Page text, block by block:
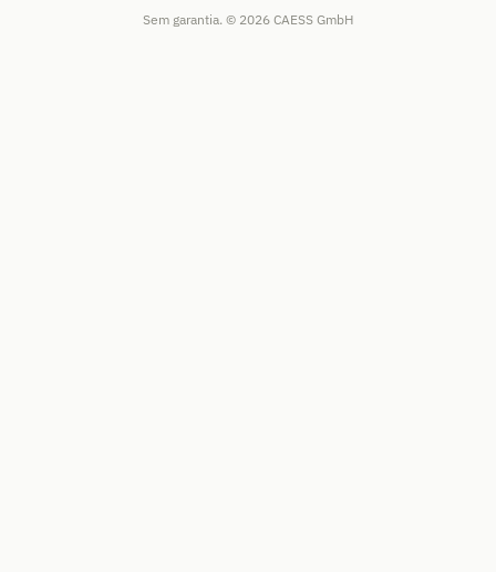
Sem garantia. © 2026 CAESS GmbH